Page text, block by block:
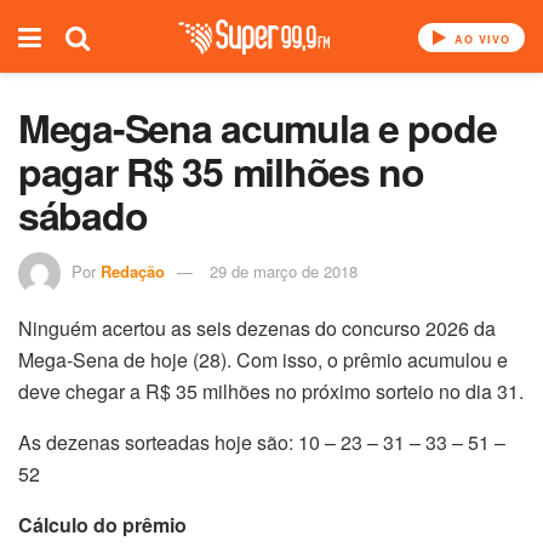
AO VIVO
Mega-Sena acumula e pode
pagar R$ 35 milhões no
sábado
Por Redação 29 de março de 2018
Ninguém acertou as seis dezenas do concurso 2026 da
Mega-Sena de hoje (28). Com isso, o prêmio acumulou e
deve chegar a R$ 35 milhões no próximo sorteio no dia 31.
As dezenas sorteadas hoje são: 10 – 23 – 31 – 33 – 51 –
52
Cálculo do prêmio